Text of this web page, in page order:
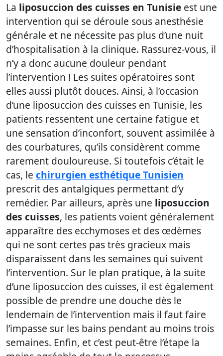
La liposuccion des cuisses en Tunisie est une
intervention qui se déroule sous anesthésie
générale et ne nécessite pas plus d’une nuit
d’hospitalisation à la clinique. Rassurez-vous, il
n’y a donc aucune douleur pendant
l’intervention ! Les suites opératoires sont
elles aussi plutôt douces. Ainsi, à l’occasion
d’une liposuccion des cuisses en Tunisie, les
patients ressentent une certaine fatigue et
une sensation d’inconfort, souvent assimilée à
des courbatures, qu’ils considèrent comme
rarement douloureuse. Si toutefois c’était le
cas, le chirurgien esthétique Tunisien
prescrit des antalgiques permettant d’y
remédier. Par ailleurs, après une liposuccion
des cuisses, les patients voient généralement
apparaître des ecchymoses et des œdèmes
qui ne sont certes pas très gracieux mais
disparaissent dans les semaines qui suivent
l’intervention. Sur le plan pratique, à la suite
d’une liposuccion des cuisses, il est également
possible de prendre une douche dès le
lendemain de l’intervention mais il faut faire
l’impasse sur les bains pendant au moins trois
semaines. Enfin, et c’est peut-être l’étape la